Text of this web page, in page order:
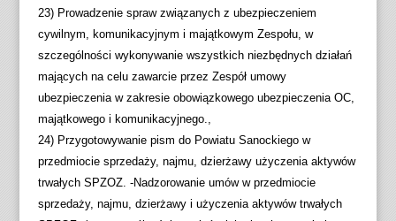
23) Prowadzenie spraw związanych z ubezpieczeniem
cywilnym, komunikacyjnym i majątkowym Zespołu, w
szczególności wykonywanie wszystkich niezbędnych działań
mających na celu zawarcie przez Zespół umowy
ubezpieczenia w zakresie obowiązkowego ubezpieczenia OC,
majątkowego i komunikacyjnego.,
24) Przygotowywanie pism do Powiatu Sanockiego w
przedmiocie sprzedaży, najmu, dzierżawy użyczenia aktywów
trwałych SPZOZ. -Nadzorowanie umów w przedmiocie
sprzedaży, najmu, dzierżawy i użyczenia aktywów trwałych